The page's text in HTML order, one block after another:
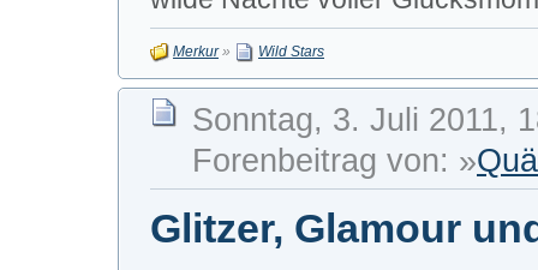
Merkur» Wild Stars
Sonntag, 3. Juli 2011,
Forenbeitrag von: »
Glitzer, Glamour